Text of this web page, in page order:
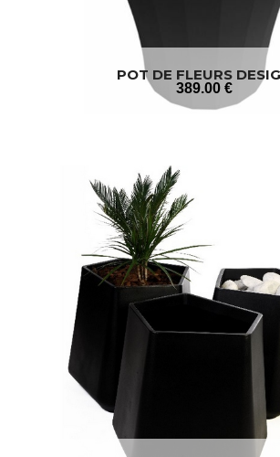
POT DE FLEURS
389.00 €